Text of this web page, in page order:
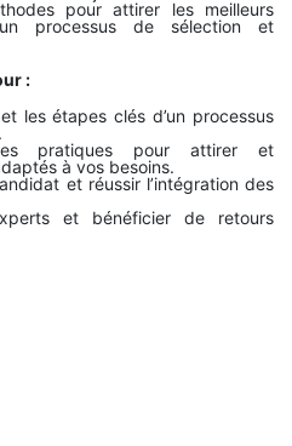
pour attirer les meilleurs
processus de sélection et
:
les étapes clés d’un processus
pratiques pour attirer et
à vos besoins.
et réussir l’intégration des
et bénéficier de retours